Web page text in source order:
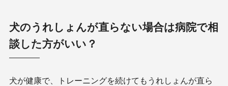
犬のうれしょんが直らない場合は病院で相
談した方がいい？
犬が健康で、トレーニングを続けてもうれしょんが直ら